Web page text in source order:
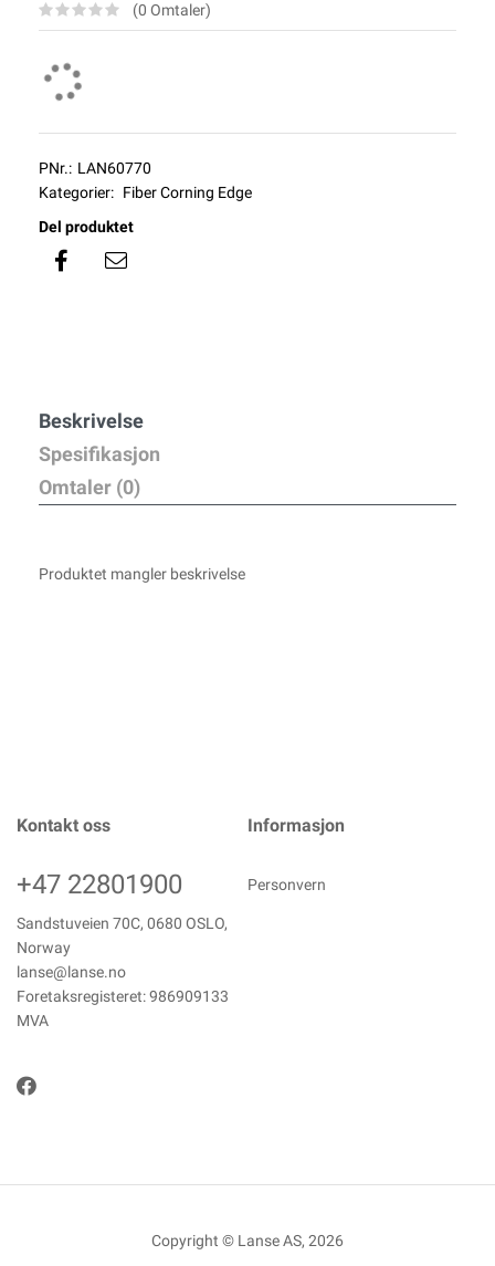
(0 Omtaler)
PNr.: LAN60770
Kategorier: Fiber Corning Edge
Del produktet
Beskrivelse
Spesifikasjon
Omtaler (0)
Produktet mangler beskrivelse
Kontakt oss
+47 22801900
Sandstuveien 70C, 0680 OSLO,
Norway
lanse@lanse.no
Foretaksregisteret: 986909133
MVA
Informasjon
Personvern
Copyright © Lanse AS, 2026